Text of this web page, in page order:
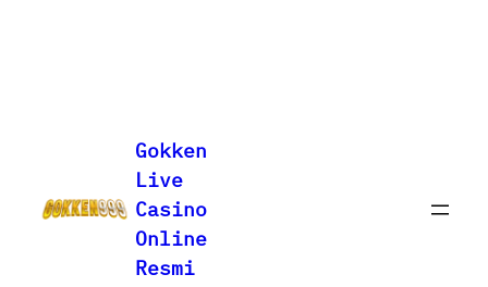
Gokken
Live
Casino
Online
Resmi